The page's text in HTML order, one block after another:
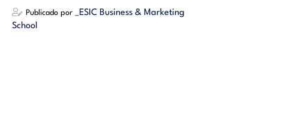
Publicado por
_ESIC Business & Marketing
School